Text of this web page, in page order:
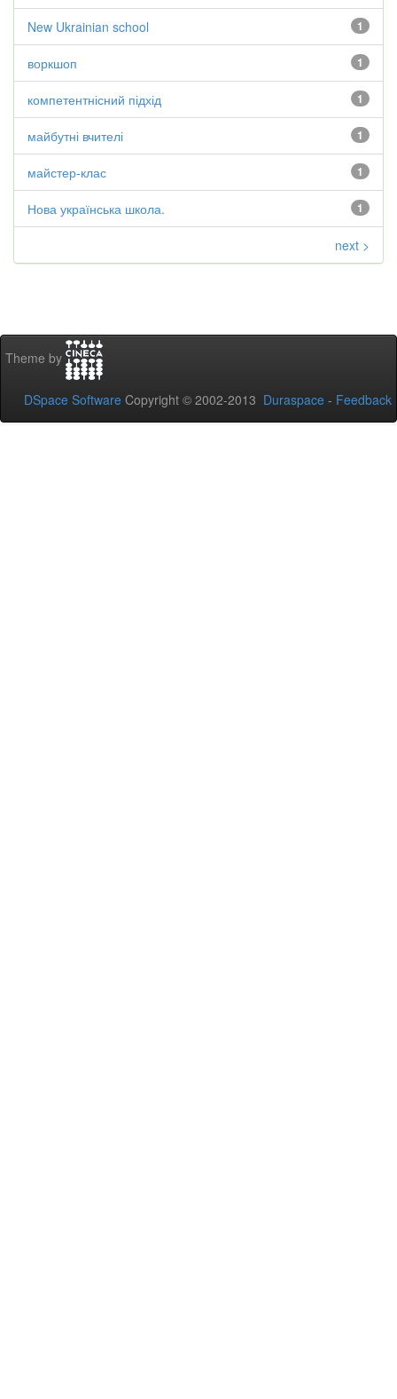
1
New Ukrainian school
1
воркшоп
1
компетентнісний підхід
1
майбутні вчителі
1
майстер-клас
1
Нова українська школа.
next >
Theme by
DSpace Software Copyright © 2002-2013 Duraspace - Feedback